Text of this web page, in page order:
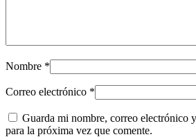
Nombre *
Correo electrónico *
Guarda mi nombre, correo electrónico
para la próxima vez que comente.